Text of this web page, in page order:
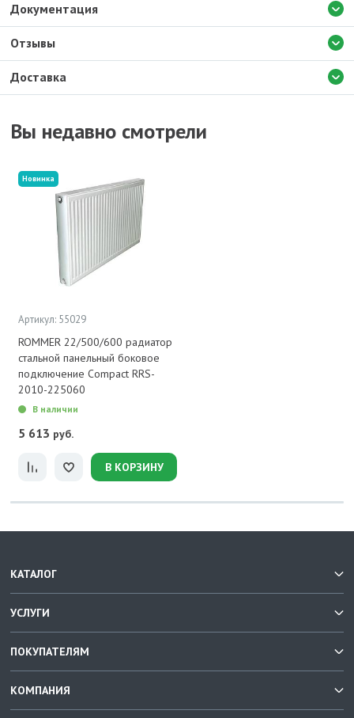
Доставка
Документация
Отзывы
Вы недавно смотрели
Новинка
Артикул: 55029
ROMMER 22/500/600 радиатор
стальной панельный боковое
подключение Compact RRS-
2010-225060
В наличии
5 613 руб.
В КОРЗИНУ
КАТАЛОГ
УСЛУГИ
ПОКУПАТЕЛЯМ
КОМПАНИЯ